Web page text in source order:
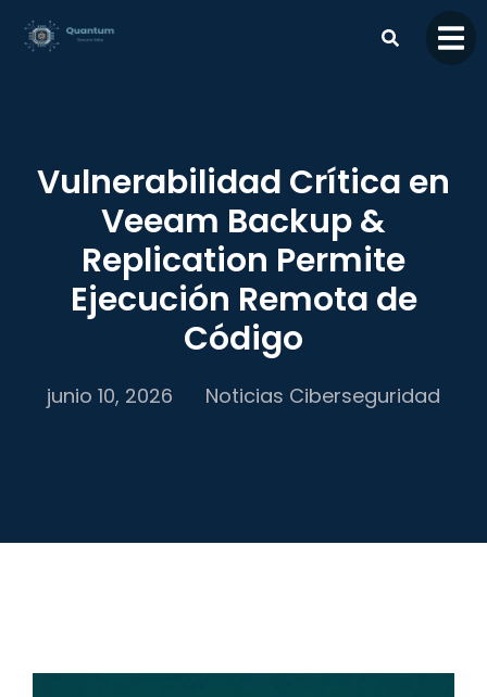
contenido
Vulnerabilidad Crítica en
Veeam Backup &
Replication Permite
Ejecución Remota de
Código
junio 10, 2026 Noticias Ciberseguridad